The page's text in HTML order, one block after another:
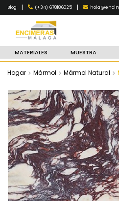
Blog | (+34) 678186025 |
MATERIALES MUESTRA
Hogar Mármol Mármol Natural